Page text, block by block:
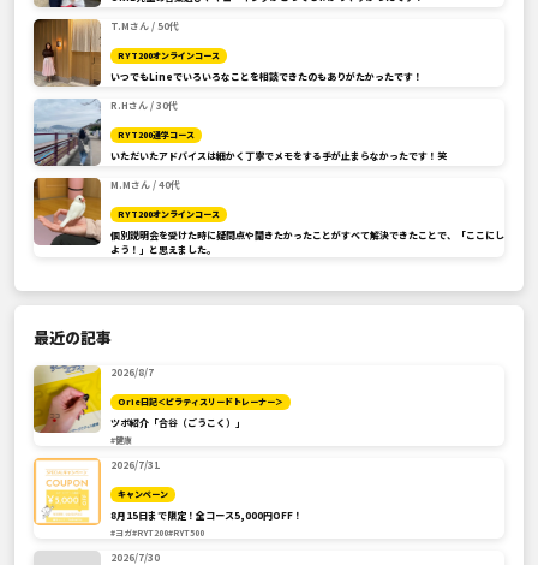
T.Mさん / 50代
RYT200オンラインコース
いつでもLineでいろいろなことを相談できたのもありがたかったです！
R.Hさん / 30代
RYT200通学コース
いただいたアドバイスは細かく丁寧でメモをする手が止まらなかったです！笑
M.Mさん / 40代
RYT200オンラインコース
個別説明会を受けた時に疑問点や聞きたかったことがすべて解決できたことで、「ここにし
よう！」と思えました。
最近の記事
2026/8/7
Orie日記＜ピラティスリードトレーナー＞
ツボ紹介「合谷（ごうこく）」
#健康
2026/7/31
キャンペーン
8月15日まで限定！全コース5,000円OFF！
#ヨガ#RYT200#RYT500
2026/7/30